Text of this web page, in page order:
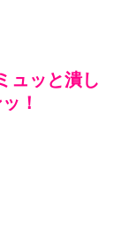
ュッと潰し
！